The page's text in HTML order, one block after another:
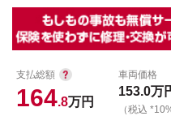
支払総額
164.8万円
車両価格
153.0万
（税込